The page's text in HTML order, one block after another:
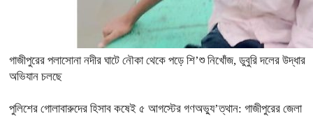
গাজীপুরের পলাসোনা নদীর ঘাটে নৌকা থেকে পড়ে শি’শু নিখোঁজ, ডুবুরি দলের উদ্ধার
অভিযান চলছে
পুলিশের গোলাবারুদের হিসাব কষেই ৫ আগস্টের গণঅভ্যু’ত্থান: গাজীপুরের জেলা